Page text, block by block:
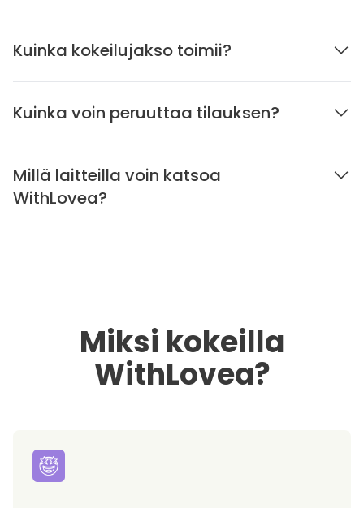
Kuinka kokeilujakso toimii?
Kuinka voin peruuttaa tilauksen?
Millä laitteilla voin katsoa
WithLovea?
Miksi kokeilla
WithLovea?